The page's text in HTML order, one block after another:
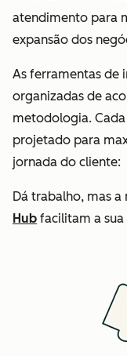
atendimento para
expansão dos
As ferramentas de
organizadas de
metodologia.
projetado para
jornada do cliente:
Dá trabalho, mas
Hub facilitam a sua